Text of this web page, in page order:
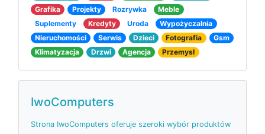
Grafika
Projekty Rozrywka
Meble
Suplementy
Kredyty Uroda
Wypożyczalnia
Nieruchomości
Serwis Dzieci Fotografia
Gsm
Klimatyzacja
Drzwi Agencja Przemysł
IwoComputers
Strona IwoComputers oferuje szeroki wybór produktów